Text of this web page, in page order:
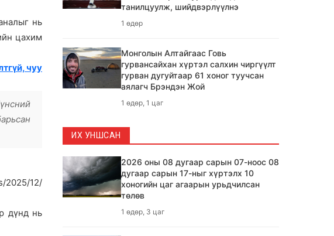
нь
цахим
чуу
12/
дүнд нь
танилцуулж, шийдвэрлүүлнэ
1 өдөр
Монголын Алтайгаас Говь
гурвансайхан хүртэл салхин чиргүүлт
гурван дугуйтаар 61 хоног туучсан
аялагч Брэндэн Жой
1 өдөр, 1 цаг
холбосон торгоны замын цуваа
1 өдөр, 2 цаг
2026 оны 08 дугаар сарын 07-ноос 08
дугаар сарын 17-ныг хүртэлх 10
ИХ УНШСАН
2026 оны 08 дугаар сарын 07-ноос 08
дугаар сарын 17-ныг хүртэлх 10
хоногийн цаг агаарын урьдчилсан
төлөв
1 өдөр, 3 цаг